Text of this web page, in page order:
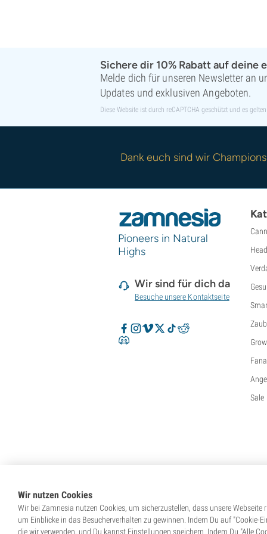
Sichere dir 10% Rabatt auf deine
Melde dich für unseren Newsletter an
Updates und exklusiven Angeboten.
Diese Website ist durch reCAPTCHA geschützt und es
Dank euch sind wir
Pioneers in Natural
Highs
Wir sind für dich da
Besuche unsere Kontaktseite
Sale
Wir nutzen Cookies
Wir bei Zamnesia nutzen Cookies, um sicherzustellen, dass unsere
um Einblicke in das Besucherverhalten zu gewinnen. Indem Du auf "Cookie-
die wir verwenden, und Du kannst Einstellungen speichern. Indem Du "Alle